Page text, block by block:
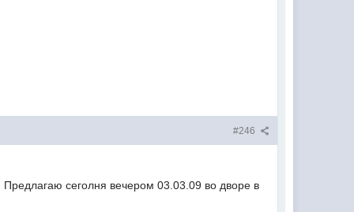
#246
сеголня вечером 03.03.09 во дворе в